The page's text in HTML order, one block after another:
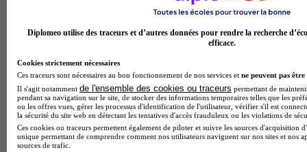
Diplomeo utilise des traceurs et d’autres données pour rendre la recherche
efficace.
Cookies strictement nécessaires
Ces traceurs sont nécessaires au bon fonctionnement de nos services et ne peuvent pas être
Il s'agit notamment de l'ensemble des cookies ou traceurs permettant de
pendant sa navigation sur le site, de stocker des informations temporaires telles que les
ou les offres vues, gérer les processus d'identification de l'utilisateur, vérifier s'il est
la sécurité du site web en détectant les tentatives d'accès frauduleux ou les violations de
Ces cookies ou traceurs permettent également de piloter et suivre les sources d'acquisition
unique permettant de comprendre comment nos utilisateurs naviguent sur nos sites et nos
sources de trafic.